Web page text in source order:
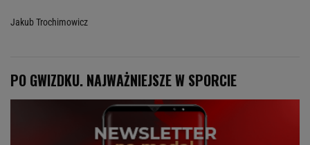
Jakub Trochimowicz